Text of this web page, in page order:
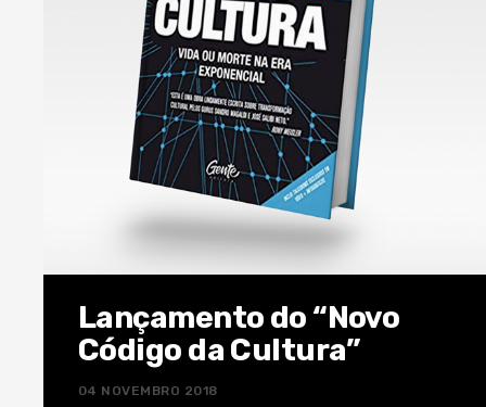
Ao me aprofundar em meus estudos sobre gestão
nesse final de semana para um novo projeto que
estamos preparando, me deparei com o
pensamento de uma autora que anda meio sumida
do ambiente acadêmico (imagino as razões). Me
refiro a Shoshana Zuboff, professora da Harvard
Business School. Essa pensadora é de uma
sagacidade incrível e sempre se dedicou a trazer
uma visão profunda –nem sempre alinhada com o
um pensamento de Zuboff que está mais atual do
que nunca: “É no abismo que agora separa os
indivíduos e as organizações que estão os segredos
de uma nova ordem econômica com vasto potencial
Lançamento do “Novo
Código da Cultura”
04 NOVEMBRO 2018